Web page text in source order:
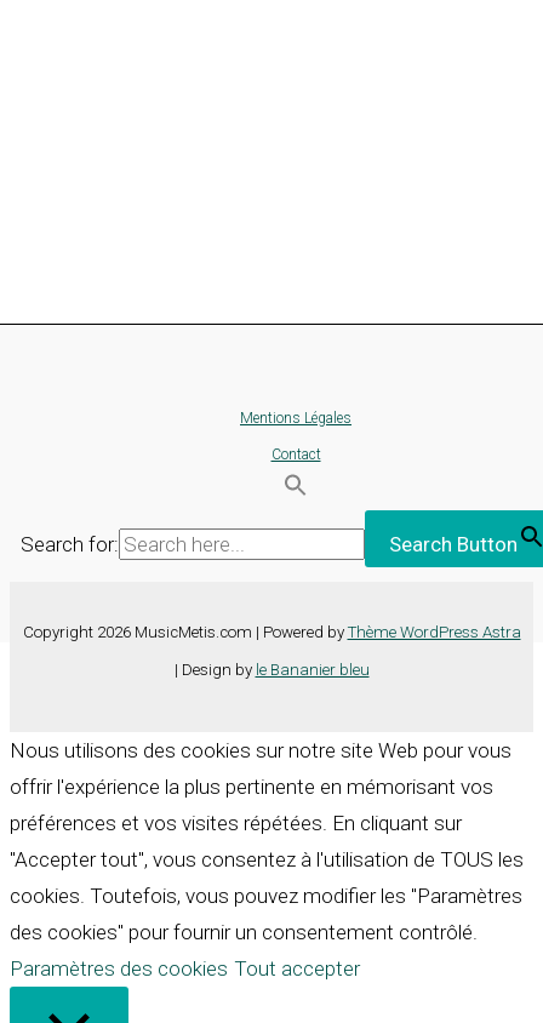
Mentions Légales
Contact
Search for: Search Button
Copyright 2026 MusicMetis.com | Powered by Thème WordPress Astra
| Design by le Bananier bleu
Nous utilisons des cookies sur notre site Web pour vous
offrir l'expérience la plus pertinente en mémorisant vos
préférences et vos visites répétées. En cliquant sur
"Accepter tout", vous consentez à l'utilisation de TOUS les
cookies. Toutefois, vous pouvez modifier les "Paramètres
des cookies" pour fournir un consentement contrôlé.
Paramètres des cookies Tout accepter